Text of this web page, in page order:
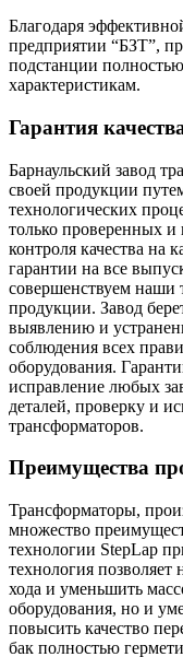
Благодаря
предприятии “БЗТ”,
подстанции
характеристикам.
Гарантия
Барнаульский завод
своей продукции
технологических
только проверенных и
контроля качества на
гарантии на все
совершенствуем наши
продукции. Завод
выявлению и
соблюдения всех
оборудования.
исправление любых
деталей, проверку и
трансформаторов.
Преимущества
Трансформаторы,
множество
технологии StepLap
технология позволяет
хода и уменьшить
оборудования, но и
повысить качество
бак полностью